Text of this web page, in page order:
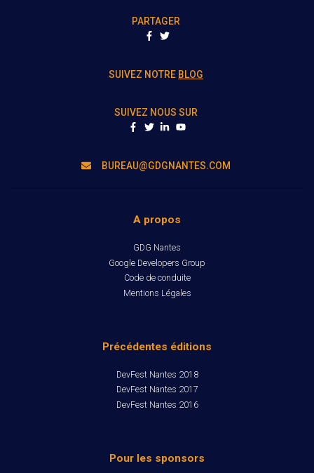
PARTAGER
PARTAGER SUR FACEBOOK
SUIVEZ NOTRE BLOG
SUIVEZ NOUS SUR
FACEBOOK
TWITTERLINKEDIN
BUREAU@GDGNANTES.COM
A propos
GDG Nantes
Google Developers Group
Code de conduite
Mentions Légales
Précédentes éditions
DevFest Nantes 2018
DevFest Nantes 2017
DevFest Nantes 2016
Pour les sponsors